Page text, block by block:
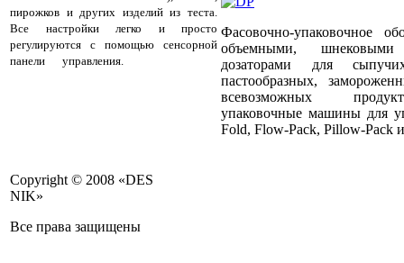
пирожков и других изделий из теста.
Все настройки легко и просто
регулируются с помощью сенсорной
панели управления.
Фасовочно-упаковочное
объемными,
дозаторами для
пастообразных,
всевозможных
упаковочные машины для
Fold, Flow-Pack, Pillow-Pack
Copyright © 2008 «DES
NIK»
Все права защищены